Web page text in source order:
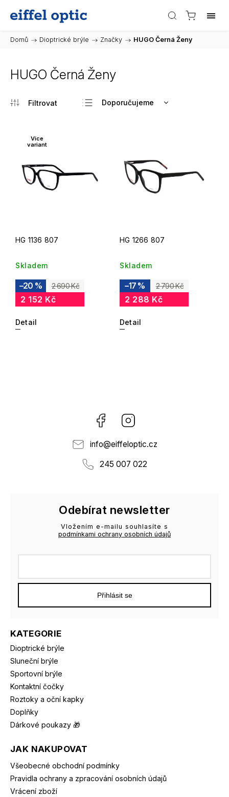
Domů / Dioptrické brýle / Značky / HUGO Černá Ženy
HUGO Černá Ženy
Doporučujeme
Abecedně
Více
variant
HG 1136 807
Skladem
2 690 Kč
–20 %
2 152 Kč
Detail
HG 1266 807
Skladem
2 790 Kč
–17 %
2 288 Kč
Detail
Facebook
info@eiffeloptic.cz
245 007 022
KATEGORIE
Dioptrické brýle
Sluneční brýle
Sportovní brýle
Kontaktní čočky
Roztoky a oční kapky
Doplňky
Dárkové poukazy 🎁
JAK NAKUPOVAT
Všeobecné obchodní podmínky
Pravidla ochrany a zpracování osobních údajů
Vrácení zboží
Odebírat newsletter
Vložením e-mailu souhlasíte s
podmínkami ochrany osobních údajů
Přihlásit se